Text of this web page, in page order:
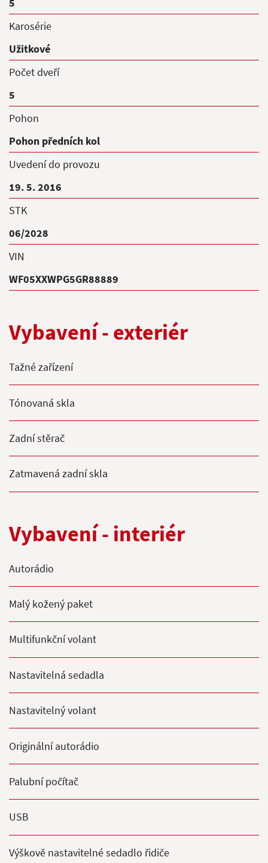
Karosérie
Užitkové
Počet dveří
5
Pohon
Pohon předních kol
Uvedení do provozu
19. 5. 2016
STK
06/2028
VIN
WF05XXWPG5GR88889
Vybavení - exteriér
Tažné zařízení
Tónovaná skla
Zadní stěrač
Zatmavená zadní skla
Vybavení - interiér
Autorádio
Malý kožený paket
Multifunkční volant
Nastavitelná sedadla
Nastavitelný volant
Originální autorádio
Palubní počítač
USB
Výškově nastavitelné sedadlo řidiče